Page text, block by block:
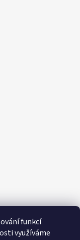
funkcí
využíváme